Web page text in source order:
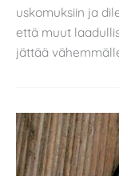
uskomuksiin ja
että muut
jättää